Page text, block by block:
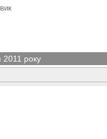
2011 року